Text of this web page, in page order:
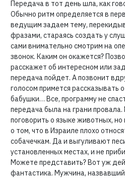
Передача в тот день шла, как
Обычно ритм определяется в
ведущим задаем тему,
фразами, стараясь создать у
сами внимательно смотрим на
звонок. Каким он окажется?
расскажет об интересном или
передача пойдет. А позвонит
голосом примется рассказывать
бабушки… Все, программу не
передача была на грани
поговорить о языке животных,
о том, что в Израиле плохо
собачечкам. Да и выгуливают
установленных местах, и не
Можете представить? Вот уж
фантастика. Мужчина,